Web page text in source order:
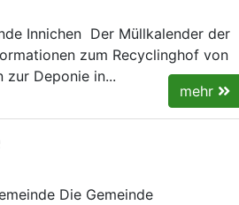
Innichen Der Müllkalender der
zum Recyclinghof von
zur Deponie in...
mehr
Die Gemeinde